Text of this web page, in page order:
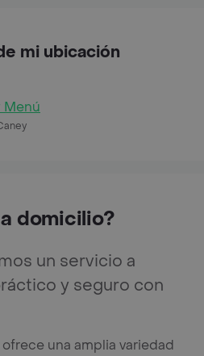
mi ubicación
Menú
domicilio?
un servicio a
y seguro con
una amplia variedad